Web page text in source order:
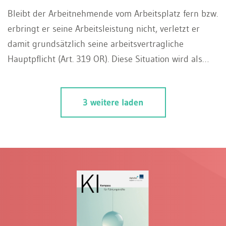
Bleibt der Arbeitnehmende vom Arbeitsplatz fern bzw.
erbringt er seine Arbeitsleistung nicht, verletzt er
damit grundsätzlich seine arbeitsvertragliche
Hauptpflicht (Art. 319 OR). Diese Situation wird als
für den Arbeitnehmenden hängen primär davon ab,
ob er unberechtigt oder berechtigt gefehlt hat.
3 weitere laden